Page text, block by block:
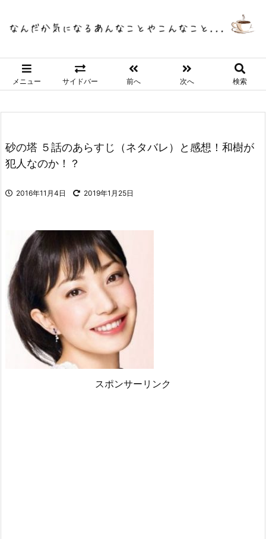
メニュー サイドバー 前へ 次へ 検索
砂の塔 ５話のあらすじ（ネタバレ）と感想！和樹が
犯人なのか！？
2016年11月4日 2019年1月25日
スポンサーリンク